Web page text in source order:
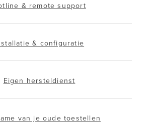
& remote support
& configuratie
Eigen hersteldienst
van je oude toestellen